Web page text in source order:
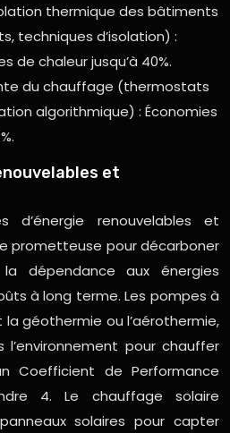
thermique des bâtiments
techniques d’isolation) :
de chaleur jusqu’à 40%.
du chauffage (thermostats
algorithmique) : Économies
et
d’énergie renouvelables et
prometteuse pour décarboner
dépendance aux énergies
à long terme. Les pompes à
la géothermie ou l’aérothermie,
pour chauffer
Coefficient de Performance
4. Le chauffage solaire
solaires pour capter